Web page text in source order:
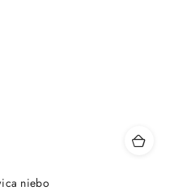
niebo